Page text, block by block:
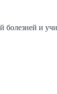
болезней и